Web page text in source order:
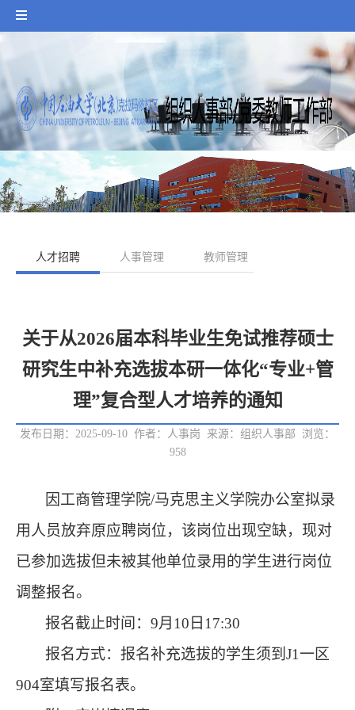
人才招聘 人事管理 教师管理
关于从2026届本科毕业生免试推荐硕士
研究生中补充选拔本研一体化“专业+管
理”复合型人才培养的通知
发布日期：2025-09-10 作者：人事岗 来源：组织人事部 浏览：
958
因工商管理学院/马克思主义学院办公室拟录
用人员放弃原应聘岗位，该岗位出现空缺，现对
已参加选拔但未被其他单位录用的学生进行岗位
调整报名。
报名截止时间：9月10日17:30
报名方式：报名补充选拔的学生须到J1一区
904室填写报名表。